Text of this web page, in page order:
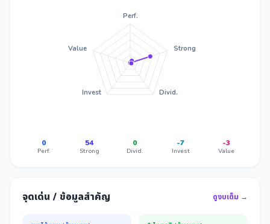
Perf.
Strong
Divid.
Invest
Value
0
Perf.
54
Strong
0
Divid.
-7
Invest
-3
Value
จุดเด่น / ข้อมูลสำคัญ ดูงบเต็ม →